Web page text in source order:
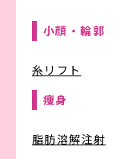
よくある質問
キャンペーン情報
初めての方へ
小顔・輪郭
糸リフト
痩身
脂肪溶解注射